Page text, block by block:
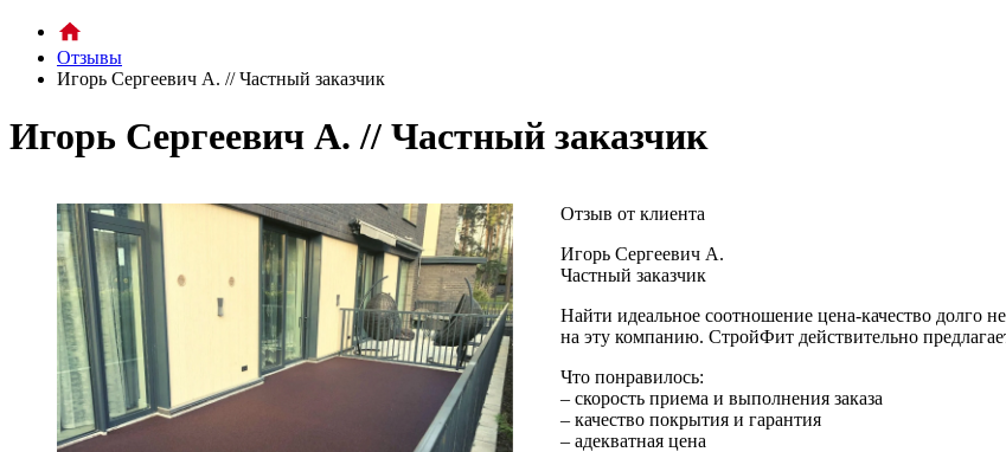
Отзывы
Игорь Сергеевич А. // Частный заказчик
Игорь Сергеевич А. // Частный заказчик
Отзыв от клиента
Игорь Сергеевич А.
Частный заказчик
Найти идеальное соотношение цена-качество долго
на эту компанию. СтройФит действительно
Что понравилось:
– скорость приема и выполнения заказа
– качество покрытия и гарантия
– адекватная цена